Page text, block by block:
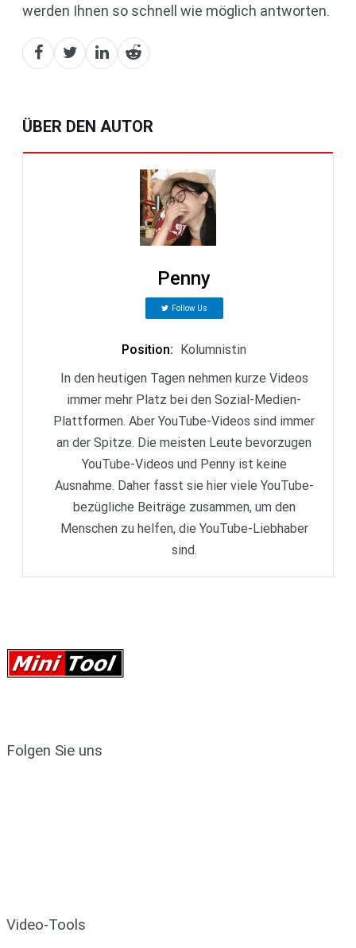
werden Ihnen so schnell wie möglich antworten.
ÜBER DEN AUTOR
Penny
Follow Us
Position: Kolumnistin
In den heutigen Tagen nehmen kurze Videos
immer mehr Platz bei den Sozial-Medien-
Plattformen. Aber YouTube-Videos sind immer
an der Spitze. Die meisten Leute bevorzugen
YouTube-Videos und Penny ist keine
Ausnahme. Daher fasst sie hier viele YouTube-
bezügliche Beiträge zusammen, um den
Menschen zu helfen, die YouTube-Liebhaber
sind.
Folgen Sie uns
Video-Tools